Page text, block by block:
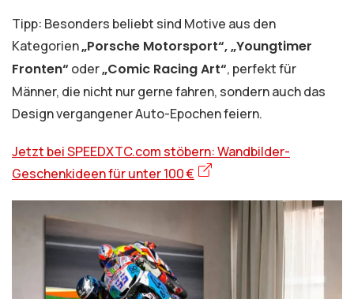
Tipp: Besonders beliebt sind Motive aus den
Kategorien„Porsche Motorsport“, „Youngtimer
Fronten“ oder„Comic Racing Art“, perfekt für
Männer, die nicht nur gerne fahren, sondern auch das
Design vergangener Auto-Epochen feiern.
Jetzt bei SPEEDXTC.com stöbern: Wandbilder-
Geschenkideen für unter 100 €